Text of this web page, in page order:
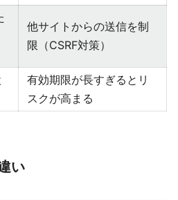
他サイトからの送信を制
限（CSRF対策）
有効期限が長すぎるとリ
スクが高まる
い